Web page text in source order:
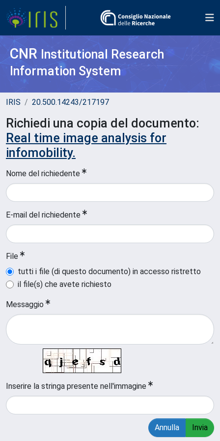
CNR Institutional Research
Information System
IRIS 20.500.14243/217197
Richiedi una copia del documento:
Real time image analysis for
infomobility.
Nome del richiedente
E-mail del richiedente
File
tutti i file (di questo documento) in accesso ristretto
il file(s) che avete richiesto
Messaggio
Inserire la stringa presente nell'immagine
Annulla Invia